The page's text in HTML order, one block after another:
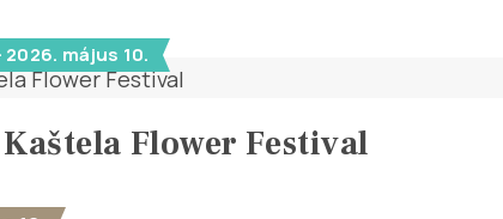
május 10.
Flower Festival